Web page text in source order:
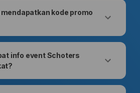
kode promo
info event Schoters